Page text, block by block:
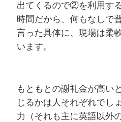
出てくるので②を利用す
時間だから、何もなしで
言った具体に、現場は柔
います。
もともとの謝礼金が高い
じるかは人それぞれでし
力（それも主に英語以外